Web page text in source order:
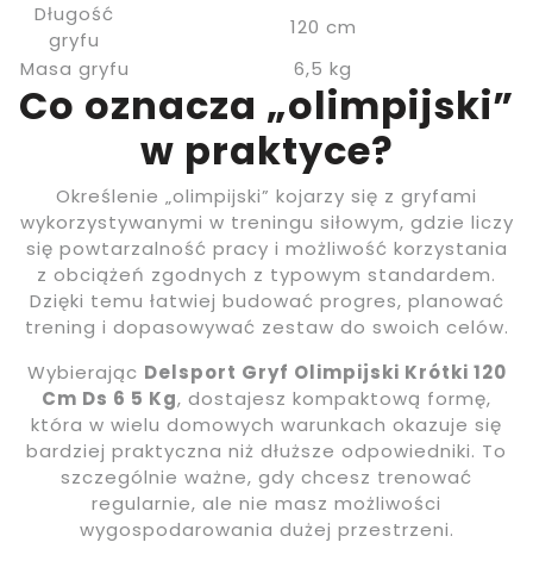
Długość
gryfu
120 cm
Masa gryfu
6,5 kg
Co oznacza „olimpijski”
w praktyce?
Określenie „olimpijski” kojarzy się z gryfami
wykorzystywanymi w treningu siłowym, gdzie liczy
się powtarzalność pracy i możliwość korzystania
z obciążeń zgodnych z typowym standardem.
Dzięki temu łatwiej budować progres, planować
trening i dopasowywać zestaw do swoich celów.
Wybierając Delsport Gryf Olimpijski Krótki 120
Cm Ds 6 5 Kg, dostajesz kompaktową formę,
która w wielu domowych warunkach okazuje się
bardziej praktyczna niż dłuższe odpowiedniki. To
szczególnie ważne, gdy chcesz trenować
regularnie, ale nie masz możliwości
wygospodarowania dużej przestrzeni.